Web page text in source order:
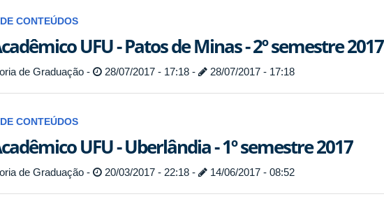
CONTEÚDOS
UFU - Patos de Minas - 2º semestre 2017
de Graduação - 28/07/2017 - 17:18 - 28/07/2017 - 17:18
CONTEÚDOS
UFU - Uberlândia - 1º semestre 2017
de Graduação - 20/03/2017 - 22:18 - 14/06/2017 - 08:52